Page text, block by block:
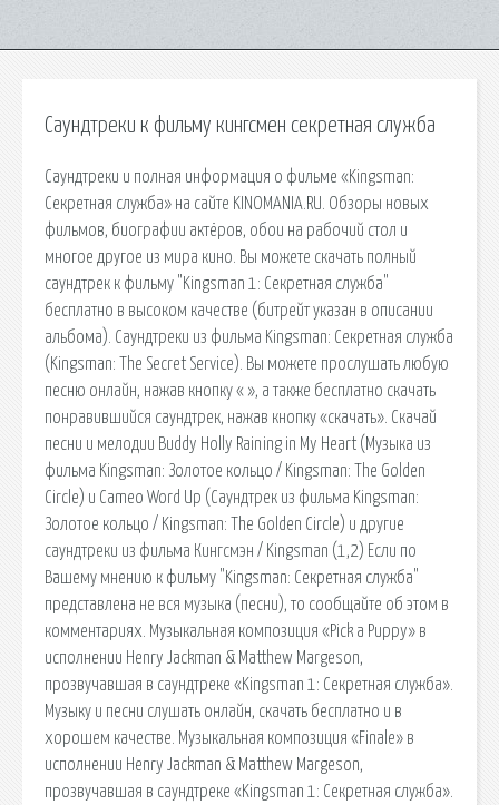
Саундтреки к фильму кингсмен секретная служба
Саундтреки и полная информация о фильме «Kingsman:
Секретная служба» на сайте KINOMANIA.RU. Обзоры новых
фильмов, биографии актёров, обои на рабочий стол и
многое другое из мира кино. Вы можете скачать полный
саундтрек к фильму "Kingsman 1: Секретная служба"
бесплатно в высоком качестве (битрейт указан в описании
альбома). Саундтреки из фильма Kingsman: Секретная служба
(Kingsman: The Secret Service). Вы можете прослушать любую
песню онлайн, нажав кнопку « », а также бесплатно скачать
понравившийся саундтрек, нажав кнопку «скачать». Скачай
песни и мелодии Buddy Holly Raining in My Heart (Музыка из
фильма Kingsman: Золотое кольцо / Kingsman: The Golden
Circle) и Cameo Word Up (Саундтрек из фильма Kingsman:
Золотое кольцо / Kingsman: The Golden Circle) и другие
саундтреки из фильма Кингсмэн / Kingsman (1,2) Если по
Вашему мнению к фильму "Kingsman: Секретная служба"
представлена не вся музыка (песни), то сообщайте об этом в
комментариях. Музыкальная композиция «Pick a Puppy» в
исполнении Henry Jackman & Matthew Margeson,
прозвучавшая в саундтреке «Kingsman 1: Секретная служба».
Музыку и песни слушать онлайн, скачать бесплатно и в
хорошем качестве. Музыкальная композиция «Finale» в
исполнении Henry Jackman & Matthew Margeson,
прозвучавшая в саундтреке «Kingsman 1: Секретная служба».